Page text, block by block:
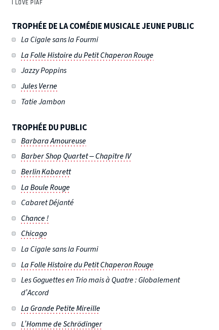
I LOVE PIAF
TROPHÉE DE LA COMÉDIE MUSICALE JEUNE PUBLIC
La Cigale sans la Fourmi
La Folle Histoire du Petit Chaperon Rouge
Jazzy Poppins
Jules Verne
Tatie Jambon
TROPHÉE DU PUBLIC
Barbara Amoureuse
Barber Shop Quartet – Chapitre IV
Berlin Kabarett
La Boule Rouge
Cabaret Déjanté
Chance !
Chicago
La Cigale sans la Fourmi
La Folle Histoire du Petit Chaperon Rouge
Les Goguettes en Trio mais à Quatre : Globalement
d’Accord
La Grande Petite Mireille
L’Homme de Schrödinger